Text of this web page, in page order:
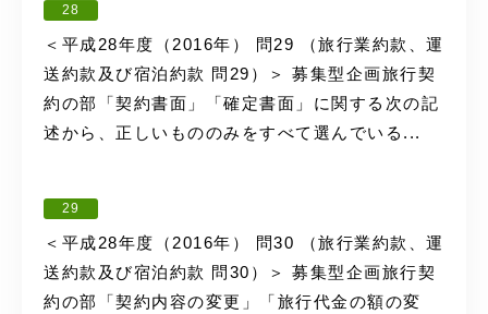
28
＜平成28年度（2016年） 問29 （旅行業約款、運
送約款及び宿泊約款 問29）＞ 募集型企画旅行契
約の部「契約書面」「確定書面」に関する次の記
述から、正しいもののみをすべて選んでいる...
29
＜平成28年度（2016年） 問30 （旅行業約款、運
送約款及び宿泊約款 問30）＞ 募集型企画旅行契
約の部「契約内容の変更」「旅行代金の額の変